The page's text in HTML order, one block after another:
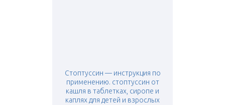
Стоптуссин — инструкция по
применению. стоптуссин от
кашля в таблетках, сиропе и
каплях для детей и взрослых